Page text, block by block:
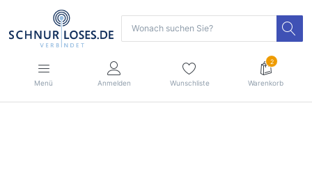
Menü Anmelden Wunschliste
2
Warenkorb